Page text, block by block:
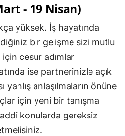
- 19 Nisan)
yüksek. İş hayatında
bir gelişme sizi mutlu
cesur adımlar
ise partnerinizle açık
yanlış anlaşılmaların önüne
için yeni bir tanışma
konularda gereksiz